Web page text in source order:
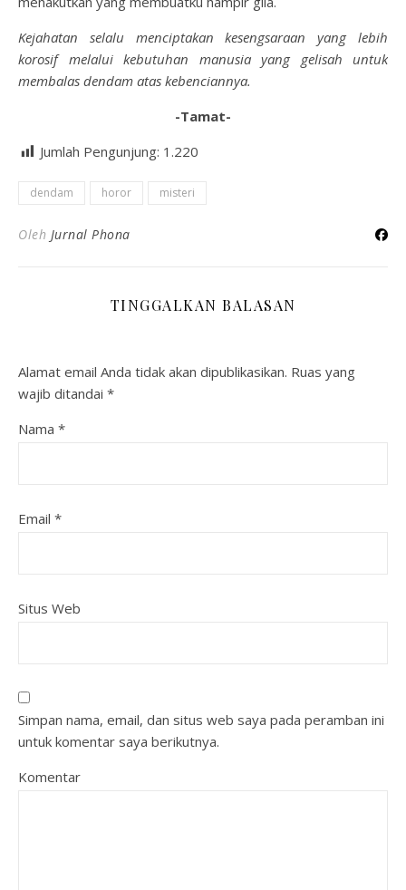
Kejahatan selalu menciptakan kesengsaraan yang lebih
korosif melalui kebutuhan manusia yang gelisah untuk
membalas dendam atas kebenciannya.
-Tamat-
Jumlah Pengunjung: 1.220
dendam horor misteri
Oleh Jurnal Phona
TINGGALKAN BALASAN
Alamat email Anda tidak akan dipublikasikan. Ruas yang
wajib ditandai *
Nama *
Email *
Situs Web
Simpan nama, email, dan situs web saya pada peramban ini
untuk komentar saya berikutnya.
Komentar